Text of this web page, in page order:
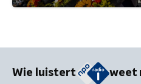
Wie luistert weet